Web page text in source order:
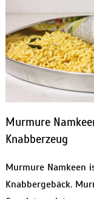
Murmure
Knabberzeug
Murmure Namkeen
Knabbergebäck.